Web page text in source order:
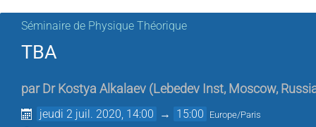
Séminaire de Physique Théorique
TBA
par Dr Kostya Alkalaev (Lebedev Inst, Moscow,
jeudi 2 juil. 2020, 14:00 → 15:00 Europe/Paris